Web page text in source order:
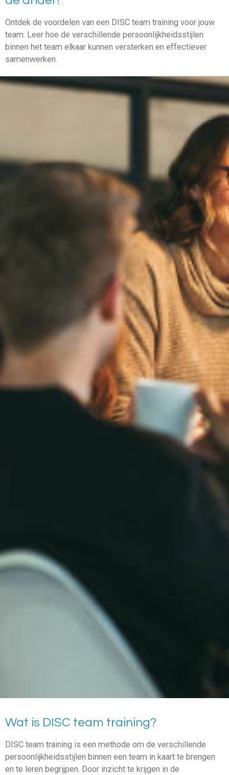
Ontdek de voordelen van een DISC team training voor jouw
team. Leer hoe de verschillende persoonlijkheidsstijlen
binnen het team elkaar kunnen versterken en effectiever
samenwerken.
Wat is DISC team training?
DISC team training is een methode om de verschillende
persoonlijkheidsstijlen binnen een team in kaart te brengen
en te leren begrijpen. Door inzicht te krijgen in de